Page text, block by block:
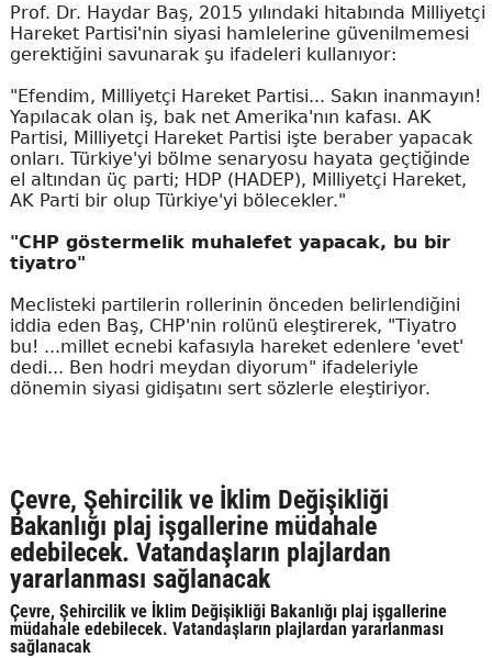
Prof. Dr. Haydar Baş, 2015 yılındaki hitabında Milliyetçi
Hareket Partisi'nin siyasi hamlelerine güvenilmemesi
gerektiğini savunarak şu ifadeleri kullanıyor:
"Efendim, Milliyetçi Hareket Partisi... Sakın inanmayın!
Yapılacak olan iş, bak net Amerika'nın kafası. AK
Partisi, Milliyetçi Hareket Partisi işte beraber yapacak
onları. Türkiye'yi bölme senaryosu hayata geçtiğinde
el altından üç parti; HDP (HADEP), Milliyetçi Hareket,
AK Parti bir olup Türkiye'yi bölecekler."
"CHP göstermelik muhalefet yapacak, bu bir
tiyatro"
Meclisteki partilerin rollerinin önceden belirlendiğini
iddia eden Baş, CHP'nin rolünü eleştirerek, "Tiyatro
bu! ...millet ecnebi kafasıyla hareket edenlere 'evet'
dedi... Ben hodri meydan diyorum" ifadeleriyle
dönemin siyasi gidişatını sert sözlerle eleştiriyor.
Çevre, Şehircilik ve İklim Değişikliği
Bakanlığı plaj işgallerine müdahale
edebilecek. Vatandaşların plajlardan
yararlanması sağlanacak
Çevre, Şehircilik ve İklim Değişikliği Bakanlığı plaj işgallerine
müdahale edebilecek. Vatandaşların plajlardan yararlanması
sağlanacak